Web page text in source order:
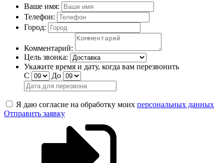
Ваше имя:
Телефон:
Город:
Комментарий:
Цель звонка:
Укажите время и дату, когда вам перезвонить
С
До
Я даю согласие на обработку моих персональных данных
Отправить заявку